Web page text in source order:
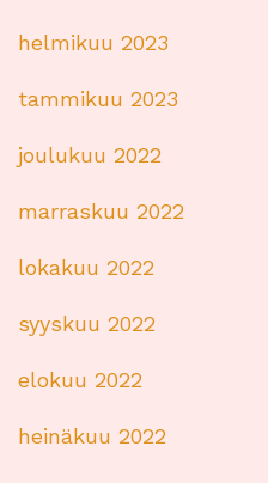
helmikuu 2023
tammikuu 2023
joulukuu 2022
marraskuu 2022
lokakuu 2022
syyskuu 2022
elokuu 2022
heinäkuu 2022